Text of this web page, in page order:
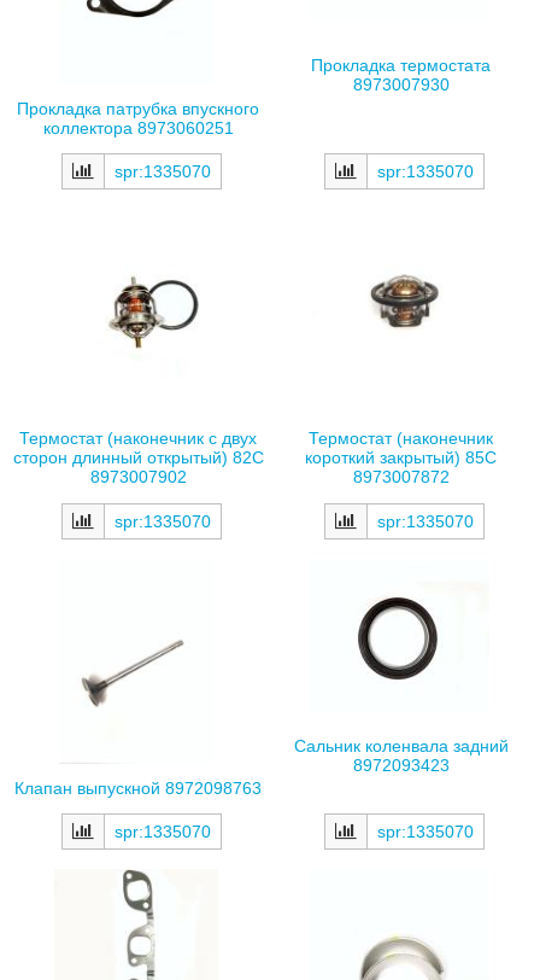
Прокладка патрубка впускного
коллектора 8973060251
spr:1335070
Прокладка термостата
8973007930
spr:1335070
Термостат (наконечник с двух
сторон длинный открытый) 82С
8973007902
spr:1335070
Термостат (наконечник
короткий закрытый) 85С
8973007872
spr:1335070
Клапан выпускной 8972098763
spr:1335070
Сальник коленвала задний
8972093423
spr:1335070